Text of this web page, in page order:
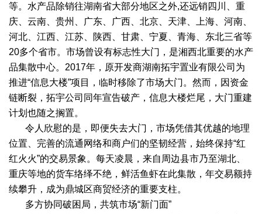
等。水产品除销往湖南省大部分地区之外,还远销四川、重
庆、云南、贵州、广东、广西、北京、天津、上海、河南、
河北、江西、江苏、陕西、甘肃、宁夏、青海、东北三省等
20多个省市。市场曾设有标志性大门，是湘西北重要的水产
品集散中心。2017年，原开发商湖南拓宇置业有限公司为
推进“信息大楼”项目，临时移除了市场大门。然而，因资金
链断裂，拓宇公司同年宣告破产，信息大楼烂尾，大门重建
计划也随之搁置。
令人欣慰的是，即便失去大门，市场凭借其优越的地理
位置、完善的流通网络和商户们的坚韧经营，始终保持“红
红火火”的交易景象。每天凌晨，来自周边县市乃至湖北、
重庆等地的货车络绎不绝，鲜活鱼虾在此集散，年交易额持
续攀升，成为鼎城区商贸经济的重要支柱。
多方协同破困局，共筑市场“新门面”